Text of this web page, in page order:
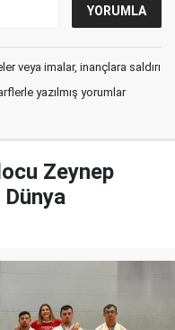
veya imalar, inançlara saldırı
yazılmış yorumlar
Zeynep